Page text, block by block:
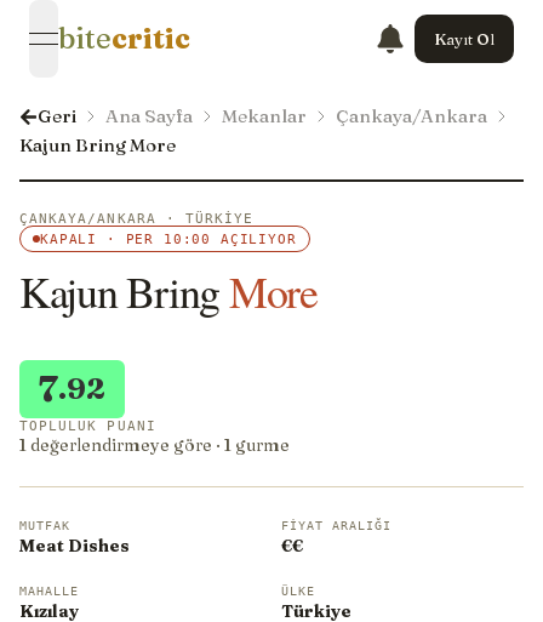
open navigation menu
bitecritic Kayıt Ol
Geri Ana Sayfa Mekanlar
Çankaya/Ankara
Kajun Bring More
ÇANKAYA/ANKARA · TÜRKIYE
KAPALI · PER 10:00 AÇILIYOR
Kajun BringMore
7.92
TOPLULUK PUANI
1 değerlendirmeye göre · 1 gurme
MUTFAK
Meat Dishes
FIYAT ARALIĞI
€€
MAHALLE
Kızılay
ÜLKE
Türkiye